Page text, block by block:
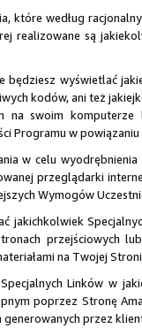
które według
realizowane są
będziesz wyświetlać
kodów, ani też
na swoim
Programu w
w celu
przeglądarki
Wymogów
jakichkolwiek
przejściowych
na Twojej
Linków w
poprzez Stronę
przez